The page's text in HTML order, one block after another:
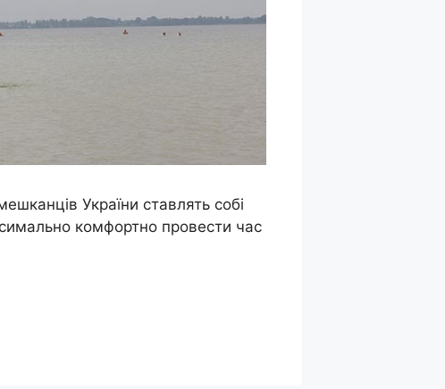
України ставлять собі
комфортно провести час